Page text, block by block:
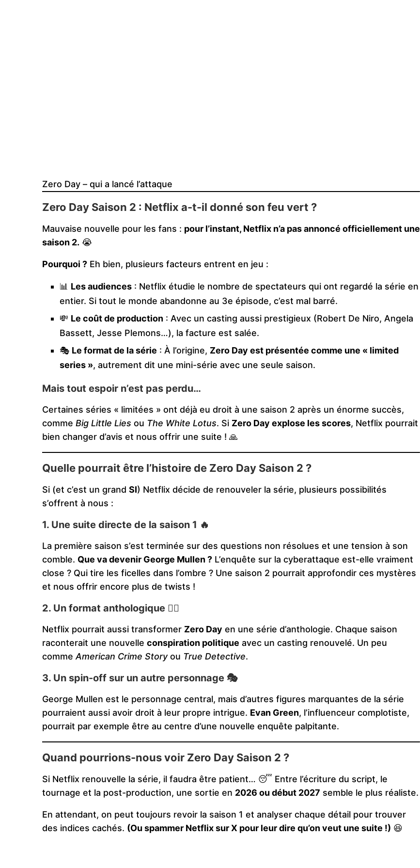
Zero Day – qui a lancé l’attaque
Zero Day Saison 2 : Netflix a-t-il donné son feu vert ?
Mauvaise nouvelle pour les fans : pour l’instant, Netflix n’a pas annoncé officiellement une
saison 2. 😭
Pourquoi ? Eh bien, plusieurs facteurs entrent en jeu :
📊 Les audiences : Netflix étudie le nombre de spectateurs qui ont regardé la série en
entier. Si tout le monde abandonne au 3e épisode, c’est mal barré.
💸 Le coût de production : Avec un casting aussi prestigieux (Robert De Niro, Angela
Bassett, Jesse Plemons…), la facture est salée.
🎭 Le format de la série : À l’origine, Zero Day est présentée comme une « limited
series », autrement dit une mini-série avec une seule saison.
Mais tout espoir n’est pas perdu…
Certaines séries « limitées » ont déjà eu droit à une saison 2 après un énorme succès,
comme Big Little Lies ou The White Lotus. Si Zero Day explose les scores, Netflix pourrait
bien changer d’avis et nous offrir une suite ! 🙏
Quelle pourrait être l’histoire de Zero Day Saison 2 ?
Si (et c’est un grand SI) Netflix décide de renouveler la série, plusieurs possibilités
s’offrent à nous :
1. Une suite directe de la saison 1 🔥
La première saison s’est terminée sur des questions non résolues et une tension à son
comble. Que va devenir George Mullen ? L’enquête sur la cyberattaque est-elle vraiment
close ? Qui tire les ficelles dans l’ombre ? Une saison 2 pourrait approfondir ces mystères
et nous offrir encore plus de twists !
2. Un format anthologique 🕵️‍♂️
Netflix pourrait aussi transformer Zero Day en une série d’anthologie. Chaque saison
raconterait une nouvelle conspiration politique avec un casting renouvelé. Un peu
commeAmerican Crime Storyou True Detective.
3. Un spin-off sur un autre personnage 🎭
George Mullen est le personnage central, mais d’autres figures marquantes de la série
pourraient aussi avoir droit à leur propre intrigue. Evan Green, l’influenceur complotiste,
pourrait par exemple être au centre d’une nouvelle enquête palpitante.
Quand pourrions-nous voir Zero Day Saison 2 ?
Si Netflix renouvelle la série, il faudra être patient… 😴 Entre l’écriture du script, le
tournage et la post-production, une sortie en 2026 ou début 2027 semble le plus réaliste.
En attendant, on peut toujours revoir la saison 1 et analyser chaque détail pour trouver
des indices cachés. (Ou spammer Netflix sur X pour leur dire qu’on veut une suite !) 😆